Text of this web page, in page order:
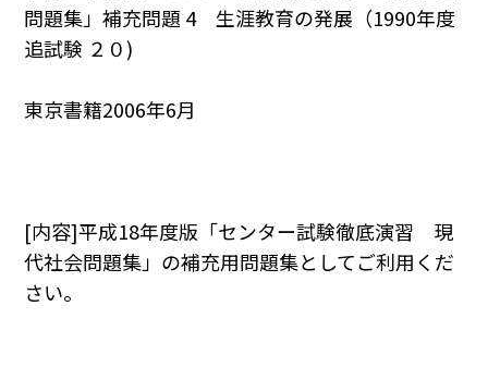
問題集」補充問題 4 生涯教育の発展（1990年度
追試験 ２０)
東京書籍2006年6月
[内容]平成18年度版「センター試験徹底演習 現
代社会問題集」の補充用問題集としてご利用くだ
さい。